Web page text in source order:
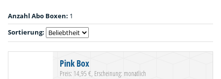
Anzahl Abo Boxen: 1
Sortierung:
Pink Box
Preis: 14,95 €, Erscheinung: monatlich